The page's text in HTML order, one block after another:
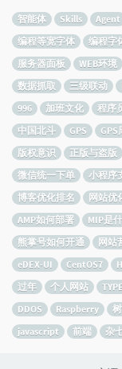
智能体 Skills Agent
编程等宽字体
编程字
服务器面板
WEB环境
数据抓取
三级联动
996
加班文化 程序
中国北斗
GPS GPS
版权意识
正版与盗版
微信统一下单
小程序
博客优化排名
网站优
AMP如何部署
MIP是
熊掌号如何开通
网站
eDEX-UI
CentOS7
过年
个人网站
DDOS
Raspberry
javascript
前端 杂